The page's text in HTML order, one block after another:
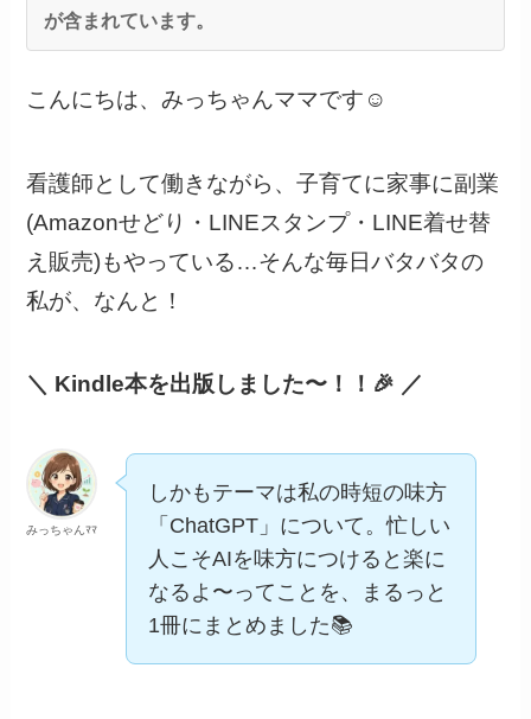
が含まれています。
こんにちは、みっちゃんママです☺️
看護師として働きながら、子育てに家事に副業
(Amazonせどり・LINEスタンプ・LINE着せ替
え販売)もやっている…そんな毎日バタバタの
私が、なんと！
＼ Kindle本を出版しました〜！！🎉 ／
みっちゃんﾏﾏ
しかもテーマは私の時短の味方
「ChatGPT」について。忙しい
人こそAIを味方につけると楽に
なるよ〜ってことを、まるっと
1冊にまとめました📚